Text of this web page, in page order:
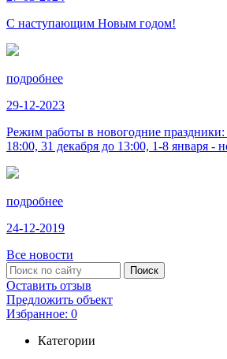
С наступающим Новым годом!
подробнее
29-12-2023
Режим работы в новогодние праздники:
18:00, 31 декабря до 13:00, 1-8 января -
подробнее
24-12-2019
Все новости
Оставить отзыв
Предложить объект
Избранное: 0
Категории